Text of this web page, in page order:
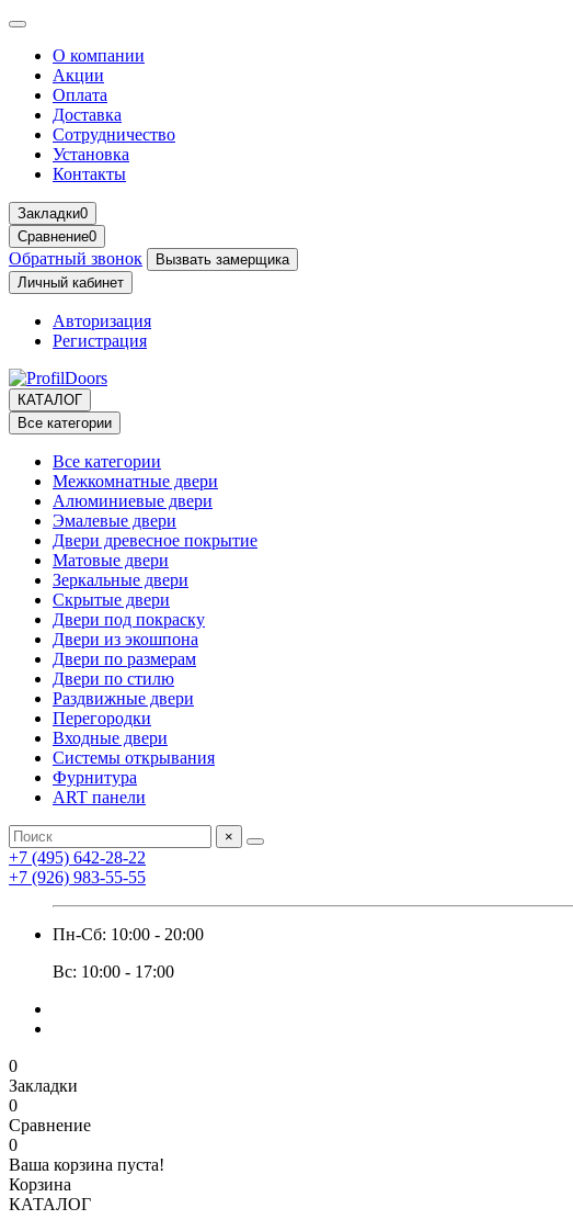
О компании
Акции
Оплата
Доставка
Сотрудничество
Установка
Контакты
Закладки0
Сравнение0
Обратный звонок
Вызвать замерщика
Личный кабинет
Авторизация
Регистрация
КАТАЛОГ
Все категории
Все категории
Межкомнатные двери
Алюминиевые двери
Эмалевые двери
Двери древесное покрытие
Матовые двери
Зеркальные двери
Скрытые двери
Двери под покраску
Двери из экошпона
Двери по размерам
Двери по стилю
Раздвижные двери
Перегородки
Входные двери
Системы открывания
Фурнитура
ART панели
×
+7 (495) 642-28-22
+7 (926) 983-55-55
Пн-Сб: 10:00 - 20:00
Вс: 10:00 - 17:00
0
Закладки
0
Сравнение
0
Ваша корзина пуста!
Корзина
КАТАЛОГ